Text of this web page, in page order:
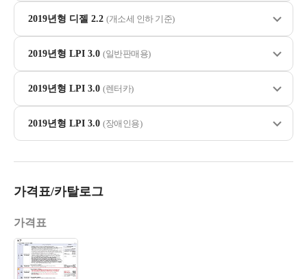
2019년형 디젤 2.2 (개소세 인하 기준)
2019년형 LPI 3.0 (일반판매용)
2019년형 LPI 3.0 (렌터카)
2019년형 LPI 3.0 (장애인용)
가격표/카탈로그
가격표